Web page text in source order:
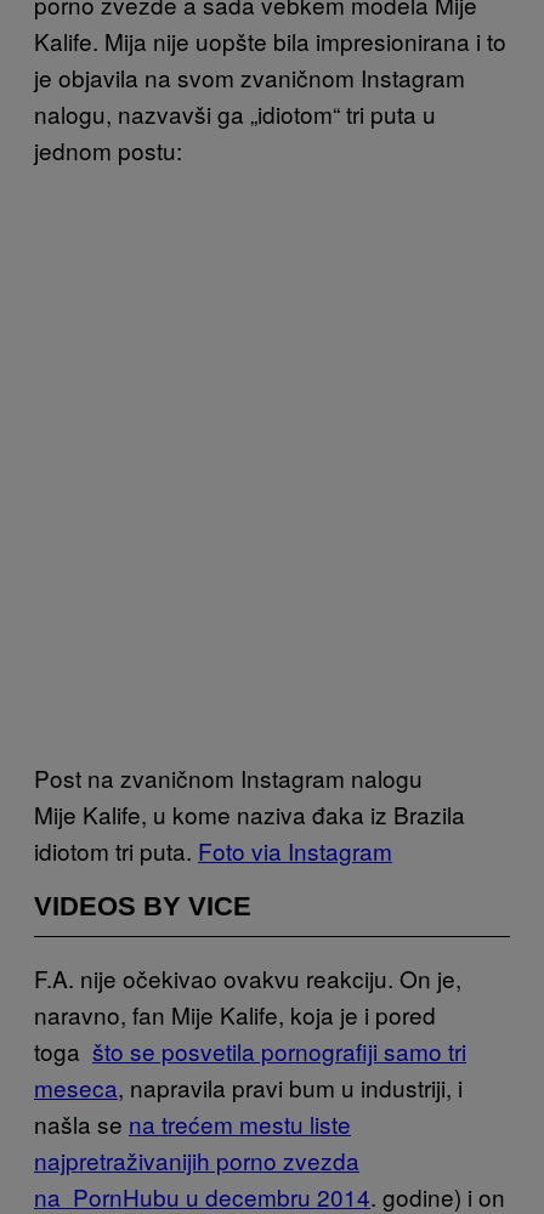
Kalife. Mija nije uopšte bila impresionirana i to
je objavila na svom zvaničnom Instagram
nalogu, nazvavši ga „idiotom“ tri puta u
jednom postu:
Post na zvaničnom Instagram nalogu
Mije Kalife, u kome naziva đaka iz Brazila
idiotom tri puta. Foto via Instagram
VIDEOS BY VICE
F.A. nije očekivao ovakvu reakciju. On je,
naravno, fan Mije Kalife, koja je i pored
toga što se posvetila pornografiji samo tri
meseca, napravila pravi bum u industriji, i
našla se na trećem mestu liste
najpretraživanijih porno zvezda
na PornHubu u decembru 2014. godine) i on